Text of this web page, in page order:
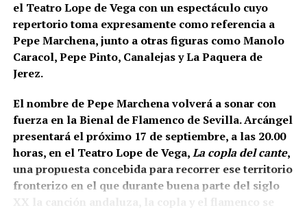
que posteriormente adquirió función de antemuro o
barbacana.Entre ambas estructuras se fueron
colocando rellenos de tierra separados por
tongadas de cal hasta conformar la liza,
documentada a una cota de 133,48 metros sobre el
nivel del mar.
el Teatro Lope de Vega con un espectáculo cuyo
repertorio toma expresamente como referencia a
Pepe Marchena, junto a otras figuras como Manolo
Caracol, Pepe Pinto, Canalejas y La Paquera de
Jerez.
El nombre de Pepe Marchena volverá a sonar con
fuerza en la Bienal de Flamenco de Sevilla. Arcángel
presentará el próximo 17 de septiembre, a las 20.00
horas, en el Teatro Lope de Vega,La copla del cante,
una propuesta concebida para recorrer ese territorio
fronterizo en el que durante buena parte del siglo
XX la canción andaluza, la copla y el flamenco se